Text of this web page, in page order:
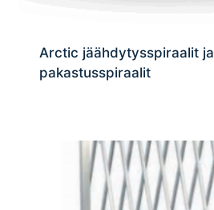
Arctic jäähdytysspiraalit ja
pakastusspiraalit